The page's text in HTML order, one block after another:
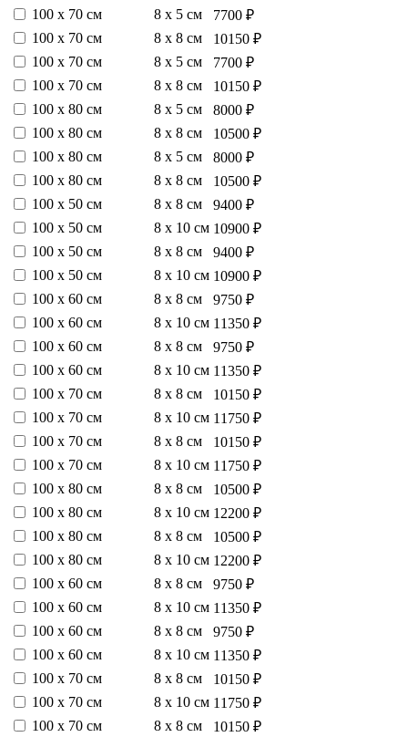
100 х 70 см
8 х 5 см
7700 ₽
100 х 70 см
8 х 8 см
10150 ₽
100 х 70 см
8 х 5 см
7700 ₽
100 х 70 см
8 х 8 см
10150 ₽
100 х 80 см
8 х 5 см
8000 ₽
100 х 80 см
8 х 8 см
10500 ₽
100 х 80 см
8 х 5 см
8000 ₽
100 х 80 см
8 х 8 см
10500 ₽
100 х 50 см
8 х 8 см
9400 ₽
100 х 50 см
8 х 10 см 10900 ₽
100 х 50 см
8 х 8 см
9400 ₽
100 х 50 см
8 х 10 см 10900 ₽
100 х 60 см
8 х 8 см
9750 ₽
100 х 60 см
8 х 10 см 11350 ₽
100 х 60 см
8 х 8 см
9750 ₽
100 х 60 см
8 х 10 см 11350 ₽
100 х 70 см
8 х 8 см
10150 ₽
100 х 70 см
8 х 10 см 11750 ₽
100 х 70 см
8 х 8 см
10150 ₽
100 х 70 см
8 х 10 см 11750 ₽
100 х 80 см
8 х 8 см
10500 ₽
100 х 80 см
8 х 10 см 12200 ₽
100 х 80 см
8 х 8 см
10500 ₽
100 х 80 см
8 х 10 см 12200 ₽
100 х 60 см
8 х 8 см
9750 ₽
100 х 60 см
8 х 10 см 11350 ₽
100 х 60 см
8 х 8 см
9750 ₽
100 х 60 см
8 х 10 см 11350 ₽
100 х 70 см
8 х 8 см
10150 ₽
100 х 70 см
8 х 10 см 11750 ₽
100 х 70 см
8 х 8 см
10150 ₽